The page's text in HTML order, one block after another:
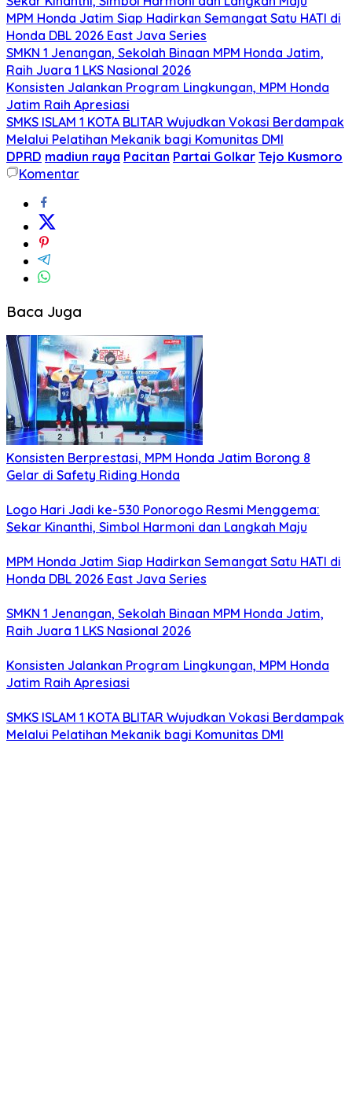
MPM Honda Jatim Siap Hadirkan Semangat Satu HATI di
Honda DBL 2026 East Java Series
SMKN 1 Jenangan, Sekolah Binaan MPM Honda Jatim,
Raih Juara 1 LKS Nasional 2026
Konsisten Jalankan Program Lingkungan, MPM Honda
Jatim Raih Apresiasi
SMKS ISLAM 1 KOTA BLITAR Wujudkan Vokasi Berdampak
Melalui Pelatihan Mekanik bagi Komunitas DMI
DPRD madiun raya Pacitan Partai Golkar Tejo Kusmoro
Komentar
Baca Juga
Konsisten Berprestasi, MPM Honda Jatim Borong 8
Gelar di Safety Riding Honda
Logo Hari Jadi ke-530 Ponorogo Resmi Menggema:
Sekar Kinanthi, Simbol Harmoni dan Langkah Maju
MPM Honda Jatim Siap Hadirkan Semangat Satu HATI di
Honda DBL 2026 East Java Series
SMKN 1 Jenangan, Sekolah Binaan MPM Honda Jatim,
Raih Juara 1 LKS Nasional 2026
Konsisten Jalankan Program Lingkungan, MPM Honda
Jatim Raih Apresiasi
SMKS ISLAM 1 KOTA BLITAR Wujudkan Vokasi Berdampak
Melalui Pelatihan Mekanik bagi Komunitas DMI